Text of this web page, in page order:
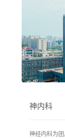
神内科
神经内科为